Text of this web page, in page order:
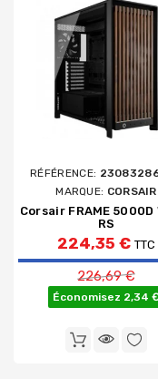
RÉFÉRENCE:
MARQUE: CORSAIR
Corsair FRAME 5000D
RS
224,35 € TTC
Prix de
226,69 €
Économisez 2,34